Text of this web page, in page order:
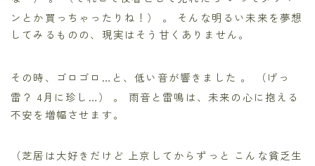
ンとか買っちゃったりね！） 。 そんな明るい未来を夢想
してみるものの、現実はそう甘くありません。
その時、ゴロゴロ…と、低い音が響きました 。 （げっ
雷？ 4月に珍し…） 。 雨音と雷鳴は、未来の心に抱える
不安を増幅させます。
（芝居は大好きだけど 上京してからずっと こんな貧乏生